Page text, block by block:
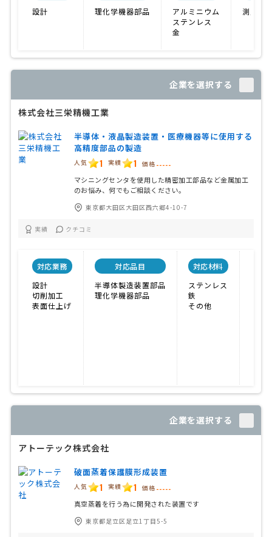
設計
理化学機器部品
アルミニウム
ステンレス
金
測定器
企業を選択する
株式会社三栄精機工業
半導体・液晶製造装置・医療機器等に使用する
高精度部品の製造
人気 1 実績 1 価格 -----
マシニングセンタを使用した精密加工部品など金属加工
のお悩み、何でもご相談ください。
東京都大田区大田区西六郷4-10-7
実績 クチコミ
対応業務
設計
切削加工
表面仕上げ
対応品目
半導体製造装置部品
理化学機器部品
対応材料
ステンレス
鉄
その他
企業を選択する
アトーテック株式会社
破面蒸着保護膜形成装置
人気 1 実績 1 価格 -----
真空蒸着を行う為に開発された装置です
東京都足立区足立1丁目5-5